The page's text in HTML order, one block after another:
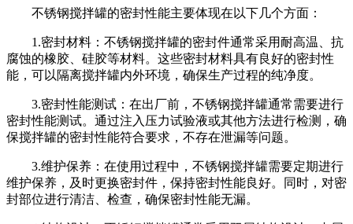
不锈钢搅拌罐的密封性能主要体现在以下几个方面：
1.密封材料：不锈钢搅拌罐的密封件通常采用耐高温、抗
腐蚀的橡胶、硅胶等材料。这些密封材料具有良好的密封性
能，可以隔离搅拌罐内外环境，确保生产过程的纯净度。
3.密封性能测试：在出厂前，不锈钢搅拌罐通常需要进行
密封性能测试。通过注入压力试验液或其他方法进行检测，确
保搅拌罐的密封性能符合要求，不存在泄漏等问题。
3.维护保养：在使用过程中，不锈钢搅拌罐需要定期进行
维护保养，及时更换密封件，保持密封性能良好。同时，对密
封部位进行清洁、检查，确保密封性能无漏。